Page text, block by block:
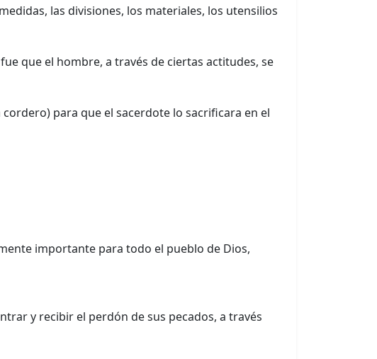
las divisiones, los materiales, los utensilios
que el hombre, a través de ciertas actitudes, se
para que el sacerdote lo sacrificara en el
importante para todo el pueblo de Dios,
y recibir el perdón de sus pecados, a través